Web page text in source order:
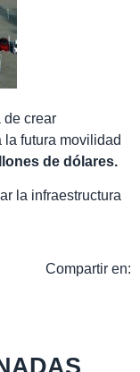
de crear
la futura movilidad
de dólares.
la infraestructura
Compartir en: